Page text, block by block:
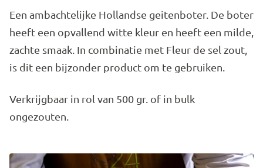
Een ambachtelijke Hollandse geitenboter. De boter
heeft een opvallend witte kleur en heeft een milde,
zachte smaak. In combinatie met Fleur de sel zout,
is dit een bijzonder product om te gebruiken.
Verkrijgbaar in rol van 500 gr. of in bulk
ongezouten.